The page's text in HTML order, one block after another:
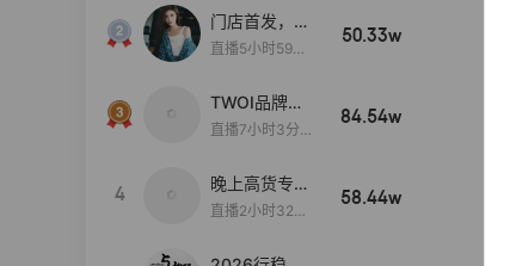
门店首发，秋
款大上新！！
直播5小时59分
50.33w
TWOI品牌直
播间新款上
直播7小时3分5
84.54w
4
晚上高货专场
大放漏
直播2小时32分
58.44w